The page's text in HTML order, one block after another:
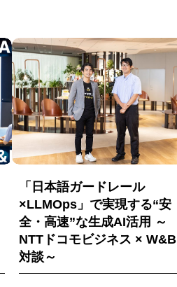
「日本語ガードレール
×LLMOps」で実現する“安
全・高速”な生成AI活用 ～
NTTドコモビジネス × W&B
対談～